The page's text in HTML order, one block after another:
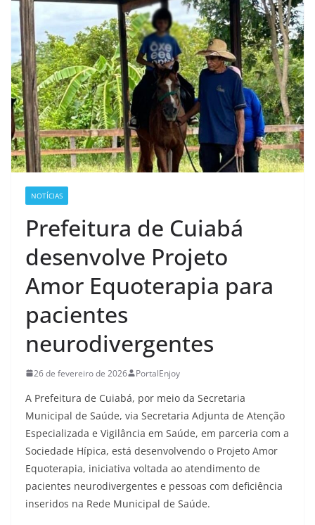
NOTÍCIAS
Prefeitura de Cuiabá
desenvolve Projeto
Amor Equoterapia para
pacientes
neurodivergentes
26 de fevereiro de 2026 PortalEnjoy
A Prefeitura de Cuiabá, por meio da Secretaria
Municipal de Saúde, via Secretaria Adjunta de Atenção
Especializada e Vigilância em Saúde, em parceria com a
Sociedade Hípica, está desenvolvendo o Projeto Amor
Equoterapia, iniciativa voltada ao atendimento de
pacientes neurodivergentes e pessoas com deficiência
inseridos na Rede Municipal de Saúde.